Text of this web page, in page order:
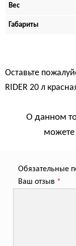
Вес
Габариты
Оставьте
RIDER 20 л
О данном
можете
Обязательные
Ваш отзыв *